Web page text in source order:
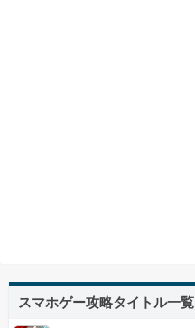
スマホゲー攻略タイトル一覧